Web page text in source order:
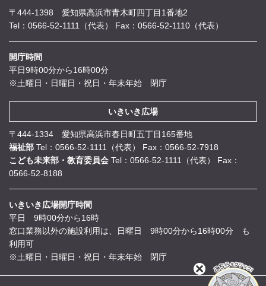
〒444-1398 愛知県高浜市青木町四丁目1番地2
Tel：0566-52-1111（代表）
Fax：0566-52-1110（代表）
開庁時間
平日9時00分から16時00分
※土曜日・日曜日・祝日・年末年始 閉庁
いきいき広場
〒444-1334 愛知県高浜市春日町五丁目165番地
福祉部 Tel：0566-52-1111（代表）
Fax：0566-52-7918
こども未来部・教育委員会 Tel：0566-52-1111（代表）
Fax：
0566-52-8188
いきいき広場開庁時間
平日 9時00分から16時
窓口業務以外の施設利用は、日曜日 9時00分から16時00分 も
利用可
※土曜日・日曜日・祝日・年末年始 閉庁
閉